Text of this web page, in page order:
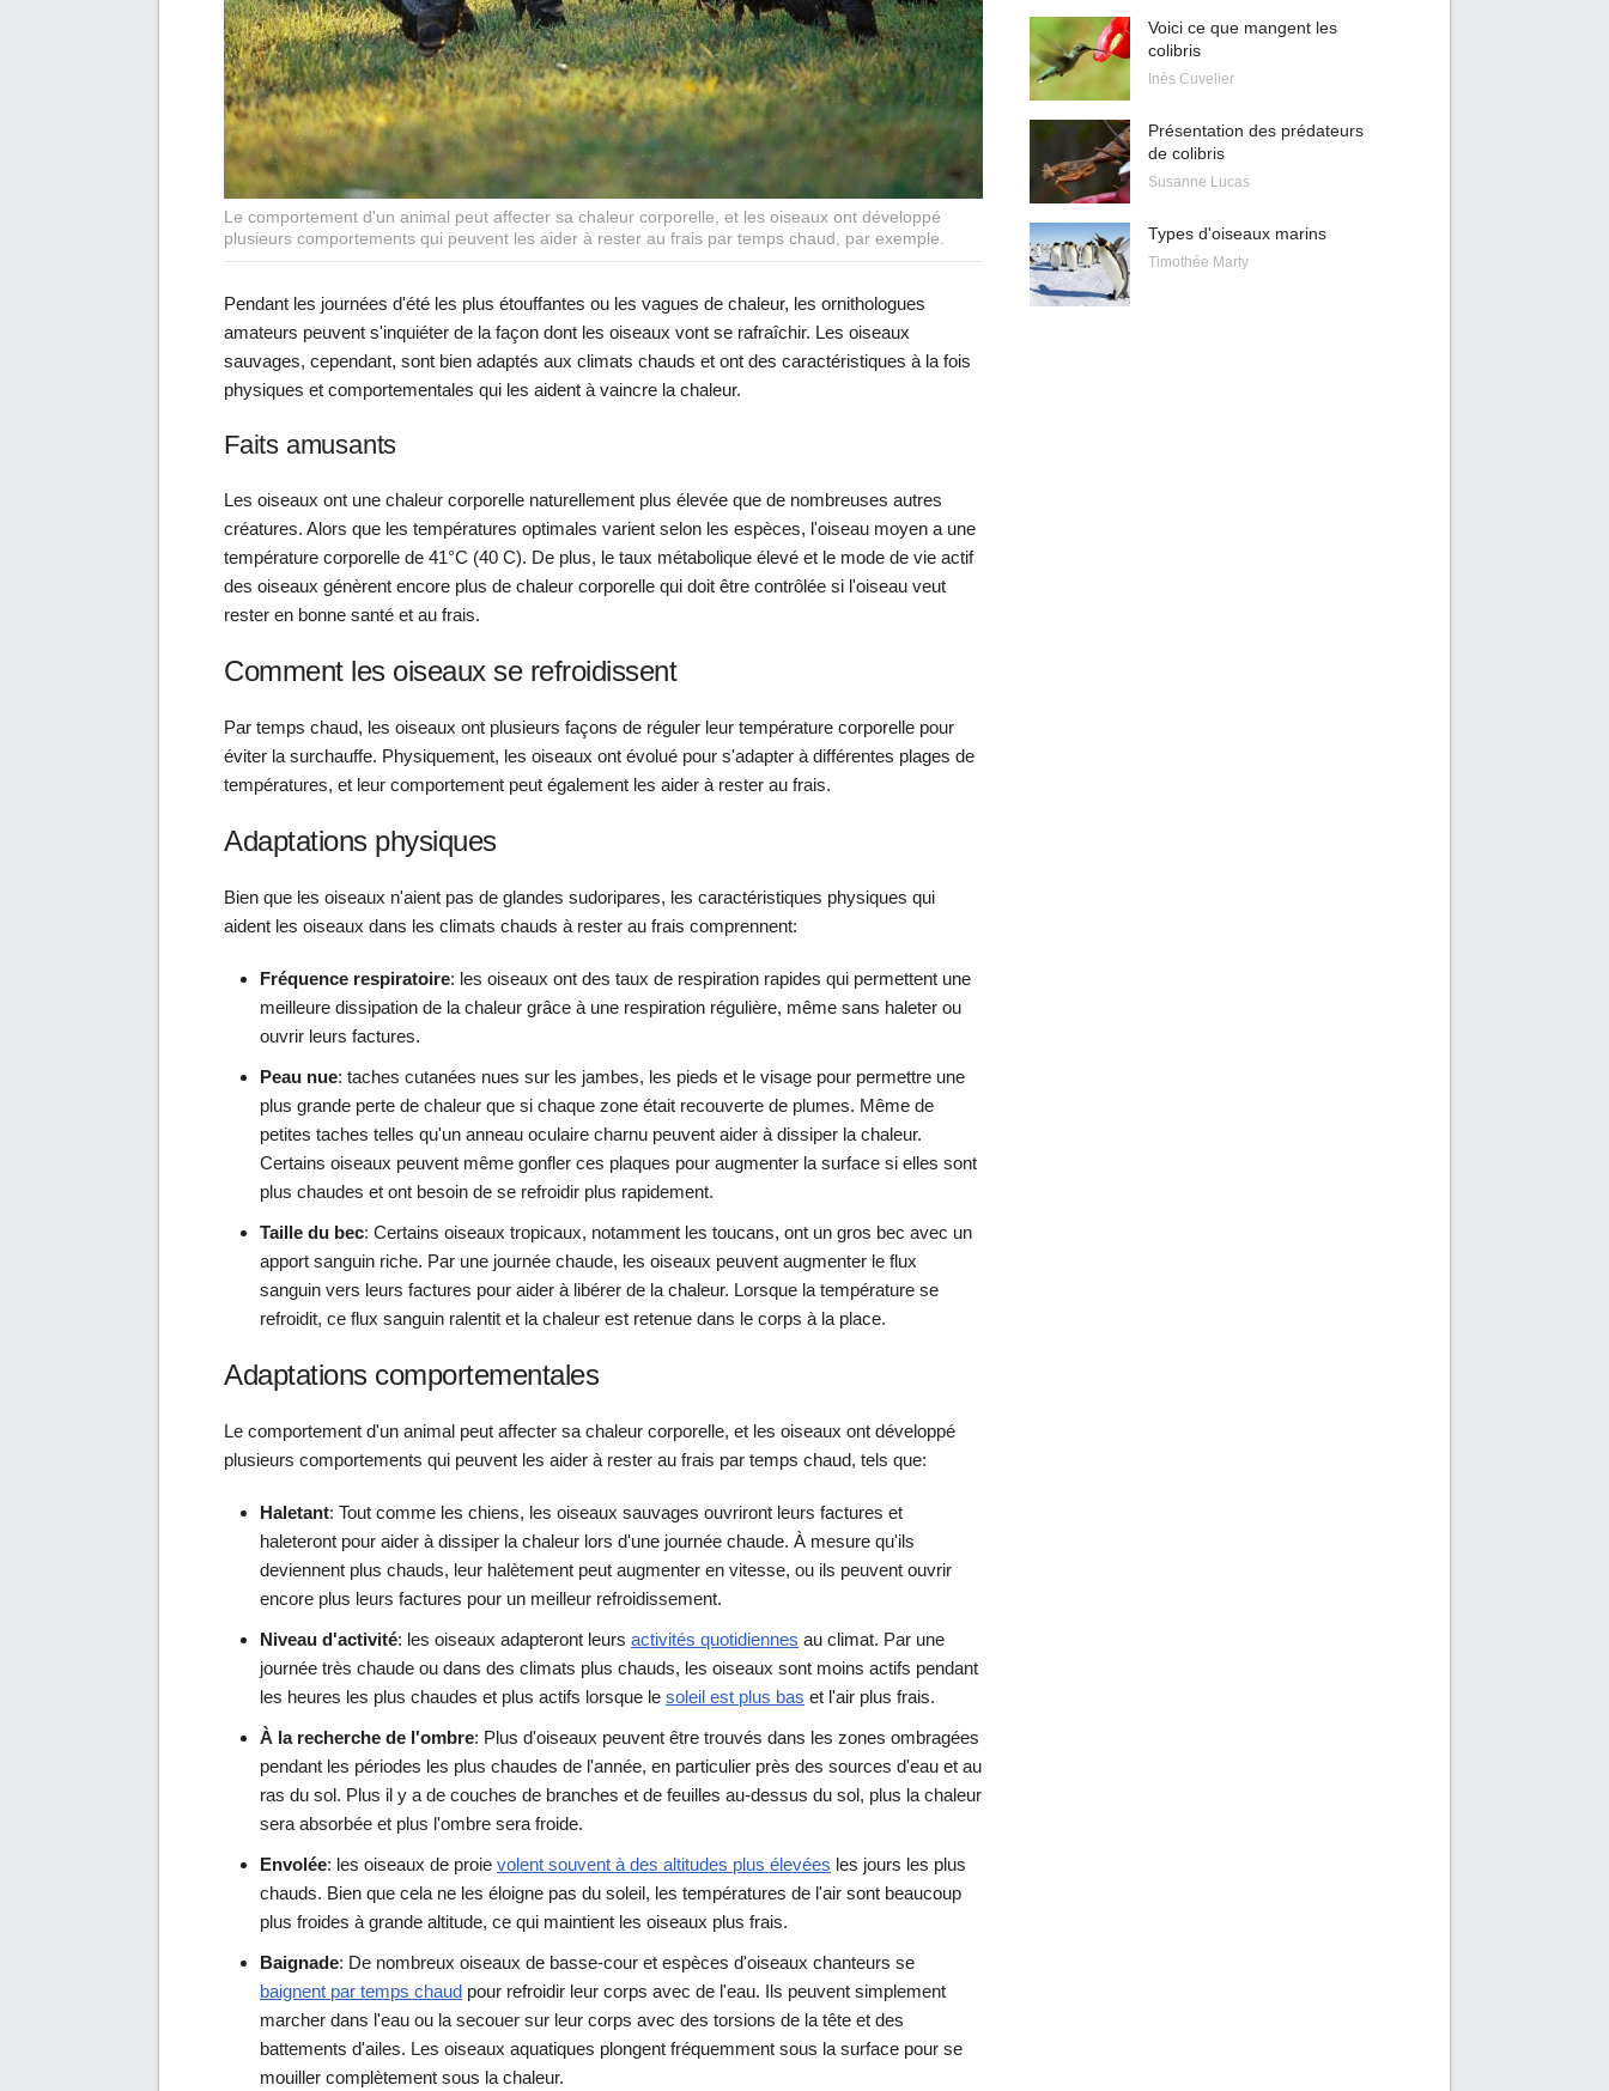
Le comportement d'un animal peut affecter sa chaleur corporelle, et les oiseaux ont développé
plusieurs comportements qui peuvent les aider à rester au frais par temps chaud, par exemple.
Pendant les journées d'été les plus étouffantes ou les vagues de chaleur, les ornithologues
amateurs peuvent s'inquiéter de la façon dont les oiseaux vont se rafraîchir. Les oiseaux
sauvages, cependant, sont bien adaptés aux climats chauds et ont des caractéristiques à la fois
physiques et comportementales qui les aident à vaincre la chaleur.
Faits amusants
Les oiseaux ont une chaleur corporelle naturellement plus élevée que de nombreuses autres
créatures. Alors que les températures optimales varient selon les espèces, l'oiseau moyen a une
température corporelle de 41°C (40 C). De plus, le taux métabolique élevé et le mode de vie actif
des oiseaux génèrent encore plus de chaleur corporelle qui doit être contrôlée si l'oiseau veut
rester en bonne santé et au frais.
Comment les oiseaux se refroidissent
Par temps chaud, les oiseaux ont plusieurs façons de réguler leur température corporelle pour
éviter la surchauffe. Physiquement, les oiseaux ont évolué pour s'adapter à différentes plages de
températures, et leur comportement peut également les aider à rester au frais.
Adaptations physiques
Bien que les oiseaux n'aient pas de glandes sudoripares, les caractéristiques physiques qui
aident les oiseaux dans les climats chauds à rester au frais comprennent:
Fréquence respiratoire: les oiseaux ont des taux de respiration rapides qui permettent une
meilleure dissipation de la chaleur grâce à une respiration régulière, même sans haleter ou
ouvrir leurs factures.
Peau nue: taches cutanées nues sur les jambes, les pieds et le visage pour permettre une
plus grande perte de chaleur que si chaque zone était recouverte de plumes. Même de
petites taches telles qu'un anneau oculaire charnu peuvent aider à dissiper la chaleur.
Certains oiseaux peuvent même gonfler ces plaques pour augmenter la surface si elles sont
plus chaudes et ont besoin de se refroidir plus rapidement.
Taille du bec: Certains oiseaux tropicaux, notamment les toucans, ont un gros bec avec un
apport sanguin riche. Par une journée chaude, les oiseaux peuvent augmenter le flux
sanguin vers leurs factures pour aider à libérer de la chaleur. Lorsque la température se
refroidit, ce flux sanguin ralentit et la chaleur est retenue dans le corps à la place.
Adaptations comportementales
Le comportement d'un animal peut affecter sa chaleur corporelle, et les oiseaux ont développé
plusieurs comportements qui peuvent les aider à rester au frais par temps chaud, tels que:
Haletant: Tout comme les chiens, les oiseaux sauvages ouvriront leurs factures et
haleteront pour aider à dissiper la chaleur lors d'une journée chaude. À mesure qu'ils
deviennent plus chauds, leur halètement peut augmenter en vitesse, ou ils peuvent ouvrir
encore plus leurs factures pour un meilleur refroidissement.
Niveau d'activité: les oiseaux adapteront leurs activités quotidiennes au climat. Par une
journée très chaude ou dans des climats plus chauds, les oiseaux sont moins actifs pendant
les heures les plus chaudes et plus actifs lorsque le soleil est plus bas et l'air plus frais.
À la recherche de l'ombre: Plus d'oiseaux peuvent être trouvés dans les zones ombragées
pendant les périodes les plus chaudes de l'année, en particulier près des sources d'eau et au
ras du sol. Plus il y a de couches de branches et de feuilles au-dessus du sol, plus la chaleur
sera absorbée et plus l'ombre sera froide.
Envolée: les oiseaux de proie volent souvent à des altitudes plus élevées les jours les plus
chauds. Bien que cela ne les éloigne pas du soleil, les températures de l'air sont beaucoup
plus froides à grande altitude, ce qui maintient les oiseaux plus frais.
Baignade: De nombreux oiseaux de basse-cour et espèces d'oiseaux chanteurs se
baignent par temps chaud pour refroidir leur corps avec de l'eau. Ils peuvent simplement
marcher dans l'eau ou la secouer sur leur corps avec des torsions de la tête et des
battements d'ailes. Les oiseaux aquatiques plongent fréquemment sous la surface pour se
mouiller complètement sous la chaleur.
Voici ce que mangent les
colibris
Inès Cuvelier
Présentation des prédateurs
de colibris
Susanne Lucas
Types d'oiseaux marins
Timothée Marty